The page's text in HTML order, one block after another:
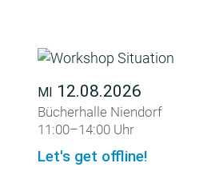
MI 12.08.2026
Bücherhalle Niendorf
11:00–14:00 Uhr
Let's get offline!